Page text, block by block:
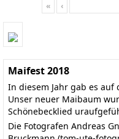
«
‹
Maifest 2018
In diesem Jahr gab es auf
Unser neuer Maibaum
Schönebecklied
Die Fotografen Andreas